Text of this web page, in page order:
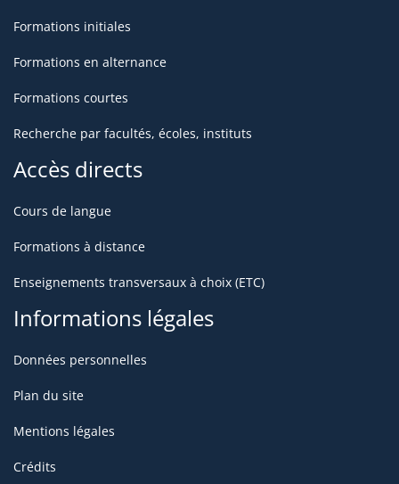
Formations initiales
Formations en alternance
Formations courtes
Recherche par facultés, écoles, instituts
Accès directs
Cours de langue
Formations à distance
Enseignements transversaux à choix (ETC)
Informations légales
Données personnelles
Plan du site
Mentions légales
Crédits